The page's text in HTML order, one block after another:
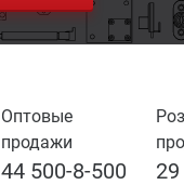
Оптовые
продажи
44 500-8-500